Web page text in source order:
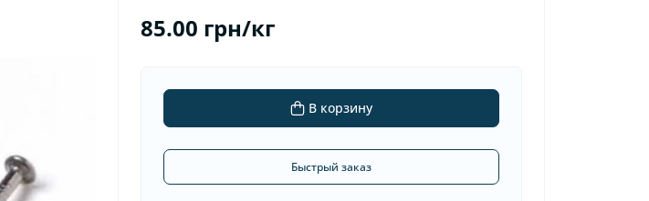
85.00 грн/кг
В корзину
Быстрый заказ